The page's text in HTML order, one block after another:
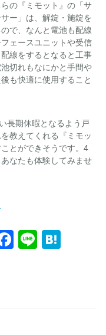
の『ミモット』の「サ
ー」は、解錠・施錠を
で、なんと電池も配線
ェースユニットや受信
線をするとなると工事
切れもなにかと手間や
も快適に使用すること
長期休暇となるよう戸
教えてくれる『ミモッ
とができそうです。4
なたも体験してみませ
Facebook
Line